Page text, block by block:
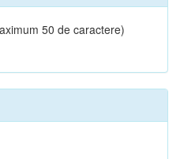
50 de caractere)